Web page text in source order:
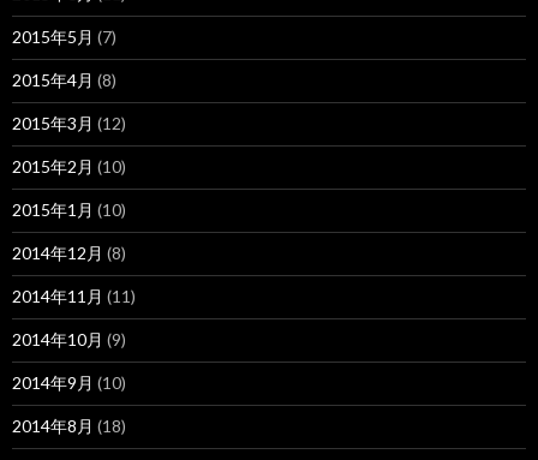
2015年5月 (7)
2015年4月 (8)
2015年3月 (12)
2015年2月 (10)
2015年1月 (10)
2014年12月 (8)
2014年11月 (11)
2014年10月 (9)
2014年9月 (10)
2014年8月 (18)